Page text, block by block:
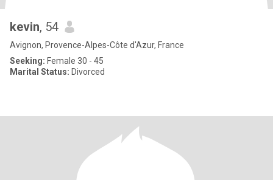
kevin, 54
Avignon, Provence-Alpes-Côte d'Azur, France
Seeking: Female 30 - 45
Marital Status: Divorced